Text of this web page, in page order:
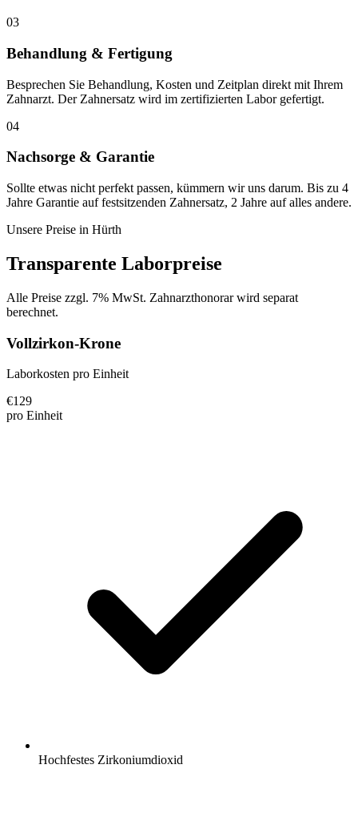
03
Behandlung & Fertigung
Besprechen Sie Behandlung, Kosten und Zeitplan direkt mit Ihrem
Zahnarzt. Der Zahnersatz wird im zertifizierten Labor gefertigt.
04
Nachsorge & Garantie
Sollte etwas nicht perfekt passen, kümmern wir uns darum. Bis zu 4
Jahre Garantie auf festsitzenden Zahnersatz, 2 Jahre auf alles andere.
Unsere Preise in Hürth
Transparente Laborpreise
Alle Preise zzgl. 7% MwSt. Zahnarzthonorar wird separat
berechnet.
Vollzirkon-Krone
Laborkosten pro Einheit
€129
pro Einheit
Hochfestes Zirkoniumdioxid